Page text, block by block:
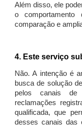
Além disso, ele
o comportamento
comparação e
4. Este serviço
Não. A intenção é
busca de solução
pelos canais de
reclamações
qualificada, que
desses canais das